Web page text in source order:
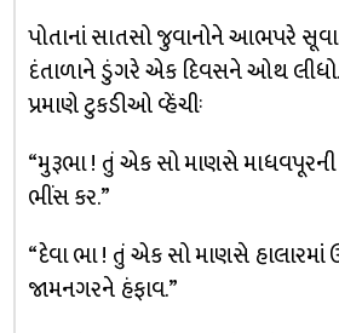
પોતાનાં સાતસો જુવાનોને આભપરે
દંતાળાને ડુંગરે એક દિવસને ઓથ
પ્રમાણે ટુકડીઓ વ્હેંચીઃ
“મુરૂભા ! તું એક સો માણસે માધવપૂરની
ભીંસ કર.”
“દેવા ભા ! તું એક સો માણસે હાલારમાં
જામનગરને હંફાવ.”